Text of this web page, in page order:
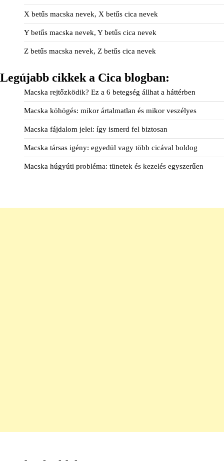
X betűs macska nevek, X betűs cica nevek
Y betűs macska nevek, Y betűs cica nevek
Z betűs macska nevek, Z betűs cica nevek
Legújabb cikkek a Cica blogban:
Macska rejtőzködik? Ez a 6 betegség állhat a háttérben
Macska köhögés: mikor ártalmatlan és mikor veszélyes
Macska fájdalom jelei: így ismerd fel biztosan
Macska társas igény: egyedül vagy több cicával boldog
Macska húgyúti probléma: tünetek és kezelés egyszerűen